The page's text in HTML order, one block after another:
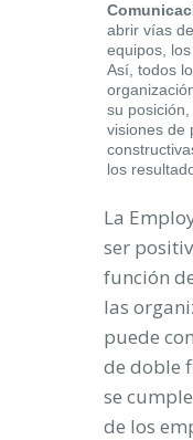
abrir vías
equipos,
Así, todos
su
visiones de
los
La
ser
función
las
puede
de doble
se
de los